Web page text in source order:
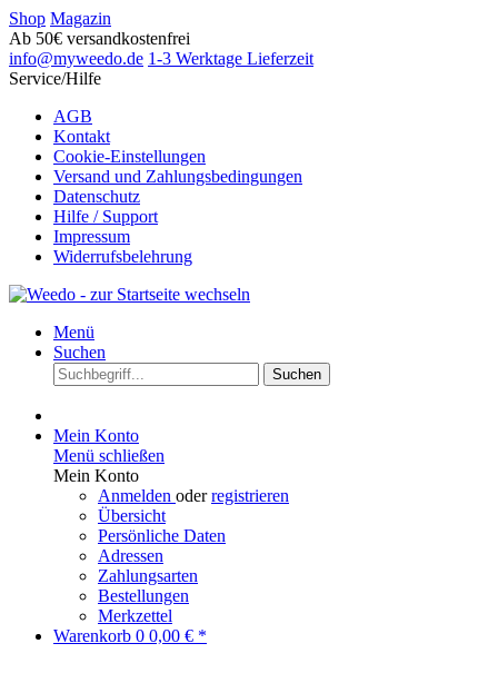
Shop Magazin
Ab 50€ versandkostenfrei
info@myweedo.de 1-3 Werktage Lieferzeit
Service/Hilfe
AGB
Kontakt
Cookie-Einstellungen
Versand und Zahlungsbedingungen
Datenschutz
Hilfe / Support
Impressum
Widerrufsbelehrung
Menü
Suchen
Suchen
Mein Konto
Menü schließen
Mein Konto
Anmelden oderregistrieren
Übersicht
Persönliche Daten
Adressen
Zahlungsarten
Bestellungen
Merkzettel
Warenkorb 0 0,00 € *